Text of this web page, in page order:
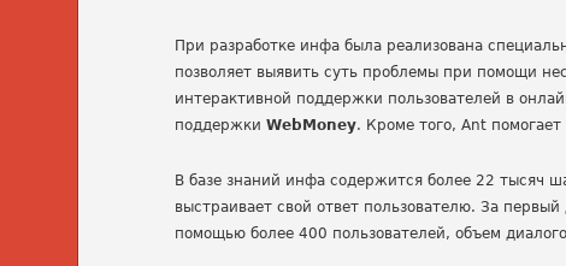
При разработке инфа была реализована
позволяет выявить суть проблемы при помощи
интерактивной поддержки пользователей в
поддержкиWebMoney. Кроме того, Ant
В базе знаний инфа содержится более 22 тысяч
выстраивает свой ответ пользователю. За
помощью более 400 пользователей, объем